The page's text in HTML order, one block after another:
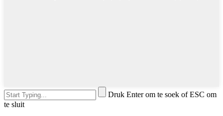
Druk Enter om te soek of ESC om
te sluit